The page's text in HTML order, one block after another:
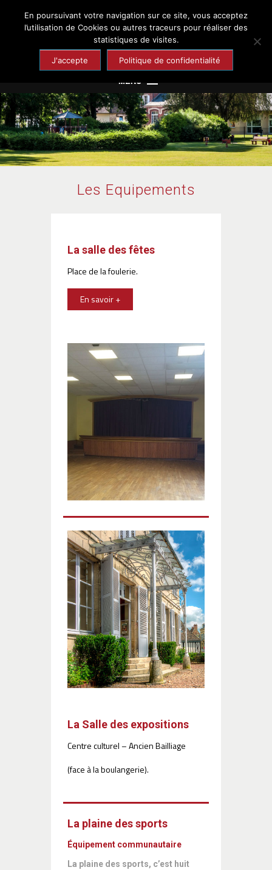
Chaumont-en-Vexin
Site officiel de la ville
MENU
Mairie
Cadre de vie
Enfance et Jeunesse
Santé et SolidaritéLes Equipements
La salle des fêtes
Place de la foulerie.
En savoir +
La Salle des expositions
Centre culturel – Ancien Bailliage
(face à la boulangerie).
La plaine des sports
Équipement communautaire
La plaine des sports, c’est huit
En poursuivant votre navigation sur ce site, vous acceptez
l’utilisation de Cookies ou autres traceurs pour réaliser des
statistiques de visites.
J'accepte Politique de confidentialité